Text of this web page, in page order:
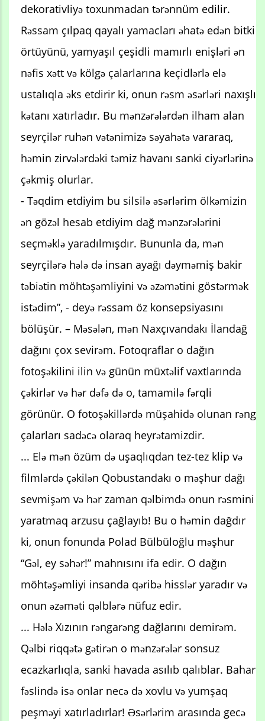
dekorativliyə toxunmadan tərənnüm edilir.
Rəssam çılpaq qayalı yamacları əhatə edən bitki
örtüyünü, yamyaşıl çeşidli mamırlı enişləri ən
nəfis xətt və kölgə çalarlarına keçidlərlə elə
ustalıqla əks etdirir ki, onun rəsm əsərləri naxışlı
kətanı xatırladır. Bu mənzərələrdən ilham alan
seyrçilər ruhən vətənimizə səyahətə vararaq,
həmin zirvələrdəki təmiz havanı sanki ciyərlərinə
çəkmiş olurlar.
- Təqdim etdiyim bu silsilə əsərlərim ölkəmizin
ən gözəl hesab etdiyim dağ mənzərələrini
seçməklə yaradılmışdır. Bununla da, mən
seyrçilərə hələ də insan ayağı dəyməmiş bakir
təbiətin möhtəşəmliyini və əzəmətini göstərmək
istədim”, - deyə rəssam öz konsepsiyasını
bölüşür. – Məsələn, mən Naxçıvandakı İlandağ
dağını çox sevirəm. Fotoqraflar o dağın
fotoşəkilini ilin və günün müxtəlif vaxtlarında
çəkirlər və hər dəfə də o, tamamilə fərqli
görünür. O fotoşəkillərdə müşahidə olunan rəng
çalarları sadəcə olaraq heyrətamizdir.
... Elə mən özüm də uşaqlıqdan tez-tez klip və
filmlərdə çəkilən Qobustandakı o məşhur dağı
sevmişəm və hər zaman qəlbimdə onun rəsmini
yaratmaq arzusu çağlayıb! Bu o həmin dağdır
ki, onun fonunda Polad Bülbüloğlu məşhur
“Gəl, ey səhər!” mahnısını ifa edir. O dağın
möhtəşəmliyi insanda qəribə hisslər yaradır və
onun əzəməti qəlblərə nüfuz edir.
... Hələ Xızının rəngarəng dağlarını demirəm.
Qəlbi riqqətə gətirən o mənzərələr sonsuz
ecazkarlıqla, sanki havada asılıb qalıblar. Bahar
fəslində isə onlar necə də xovlu və yumşaq
peşməyi xatırladırlar! Əsərlərim arasında gecə